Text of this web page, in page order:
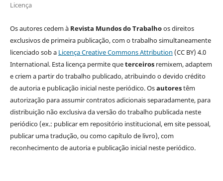
Licença
Os autores cedem à Revista Mundos do Trabalhoos direitos
exclusivos de primeira publicação, com o trabalho simultaneamente
licenciado sob a Licença Creative Commons Attribution (CC BY) 4.0
International. Esta licença permite queterceirosremixem, adaptem
e criem a partir do trabalho publicado, atribuindo o devido crédito
de autoria e publicação inicial neste periódico. Osautorestêm
autorização para assumir contratos adicionais separadamente, para
distribuição não exclusiva da versão do trabalho publicada neste
periódico (ex.: publicar em repositório institucional, em site pessoal,
publicar uma tradução, ou como capítulo de livro), com
reconhecimento de autoria e publicação inicial neste periódico.